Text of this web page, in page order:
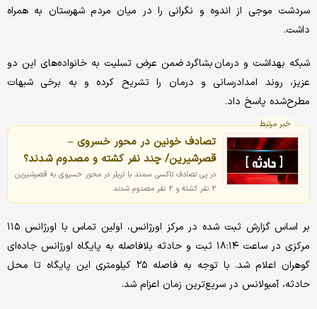
سردشت موجی از اندوه و نگرانی را در میان مردم شهرستان به همراه
داشت.
شبکه بهداشت و درمان بشاگرد ضمن عرض تسلیت به خانواده‌های این دو
عزیز، روند امدادرسانی و درمان را تشریح کرده و به برخی شبهات
مطرح‌شده پاسخ داد.
خبر مرتبط
تصادف خونین در محور خسروی –
قصرشیرین/ چند نفر کشته و مصدوم شدند؟
در پی تصادف تاکسی سمند با تریلر در محور خسروی به قصرشیرین
2 نفر کشته و 2 نفر مصدوم شدند.
بر اساس گزارش ثبت شده در مرکز اورژانس، اولین تماس با اورژانس ۱۱۵
مرکزی در ساعت ۱۸:۱۴ ثبت و حادثه بلافاصله به پایگاه اورژانس جاده‌ای
گوهران اعلام شد. با توجه به فاصله ۲۵ کیلومتری این پایگاه تا محل
حادثه، آمبولانس در سریع‌ترین زمان اعزام شد.